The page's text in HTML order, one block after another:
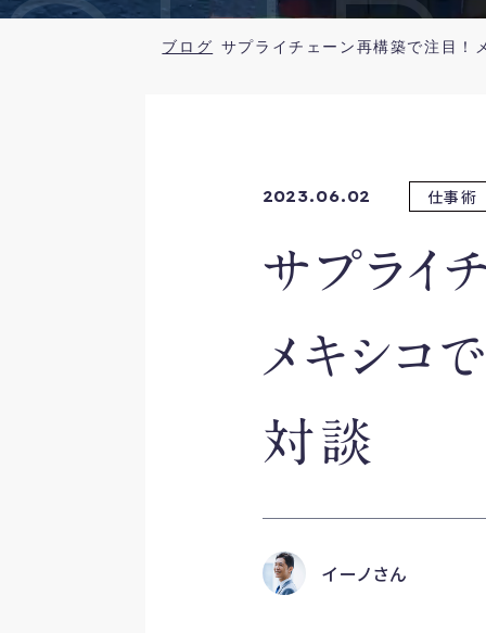
ブログ
2023.06.02 仕事術
サプライ
メキシコ
対談
イーノさん